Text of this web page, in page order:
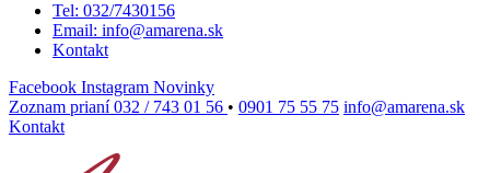
Tel: 032/7430156
Email: info@amarena.sk
Kontakt
Facebook Instagram Novinky
Zoznam prianí 032 / 743 01 56 • 0901 75 55 75 info@amarena.sk
Kontakt